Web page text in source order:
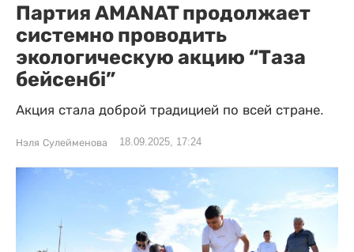
Партия AMANAT продолжает
системно проводить
экологическую акцию “Таза
бейсенбі”
Акция стала доброй традицией по всей стране.
Нэля Сулейменова 18.09.2025, 17:24